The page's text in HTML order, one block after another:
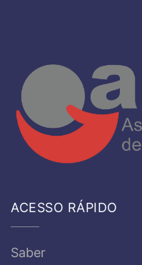
ACESSO RÁPIDO
Saber